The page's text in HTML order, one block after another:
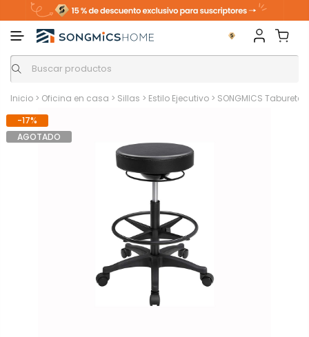
Inicio > Oficina en casa > Sillas > Estilo Ejecutivo > SONGMICS Taburete
-17%
AGOTADO